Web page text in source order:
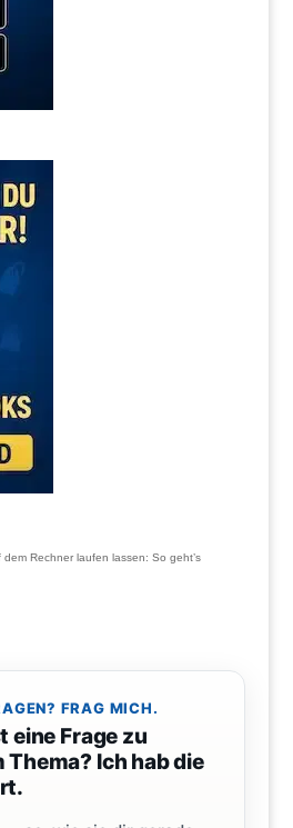
dem Rechner laufen lassen: So geht’s
FRAG MICH.
eine Frage zu
Thema? Ich hab die